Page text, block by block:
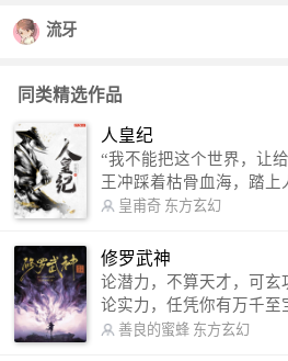
流牙
同类精选作品
人皇纪
“我不能把这个世界，让给我
王冲踩着枯骨血海，踏上
倒，扶大厦之将倾，成就了
微博：皇甫奇（地址：
87） QQ交流群：320238210【普通群】 574501330
【VIP订阅群】 欢
皇甫奇 东方玄幻
修罗武神
论潜力，不算天才，可玄
论实力，任凭你有万千至
军。 我是谁？天下众生视我为修罗，却不知，我以善良的蜜蜂 东方玄幻